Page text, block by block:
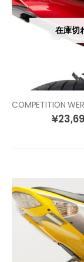
在庫切
¥